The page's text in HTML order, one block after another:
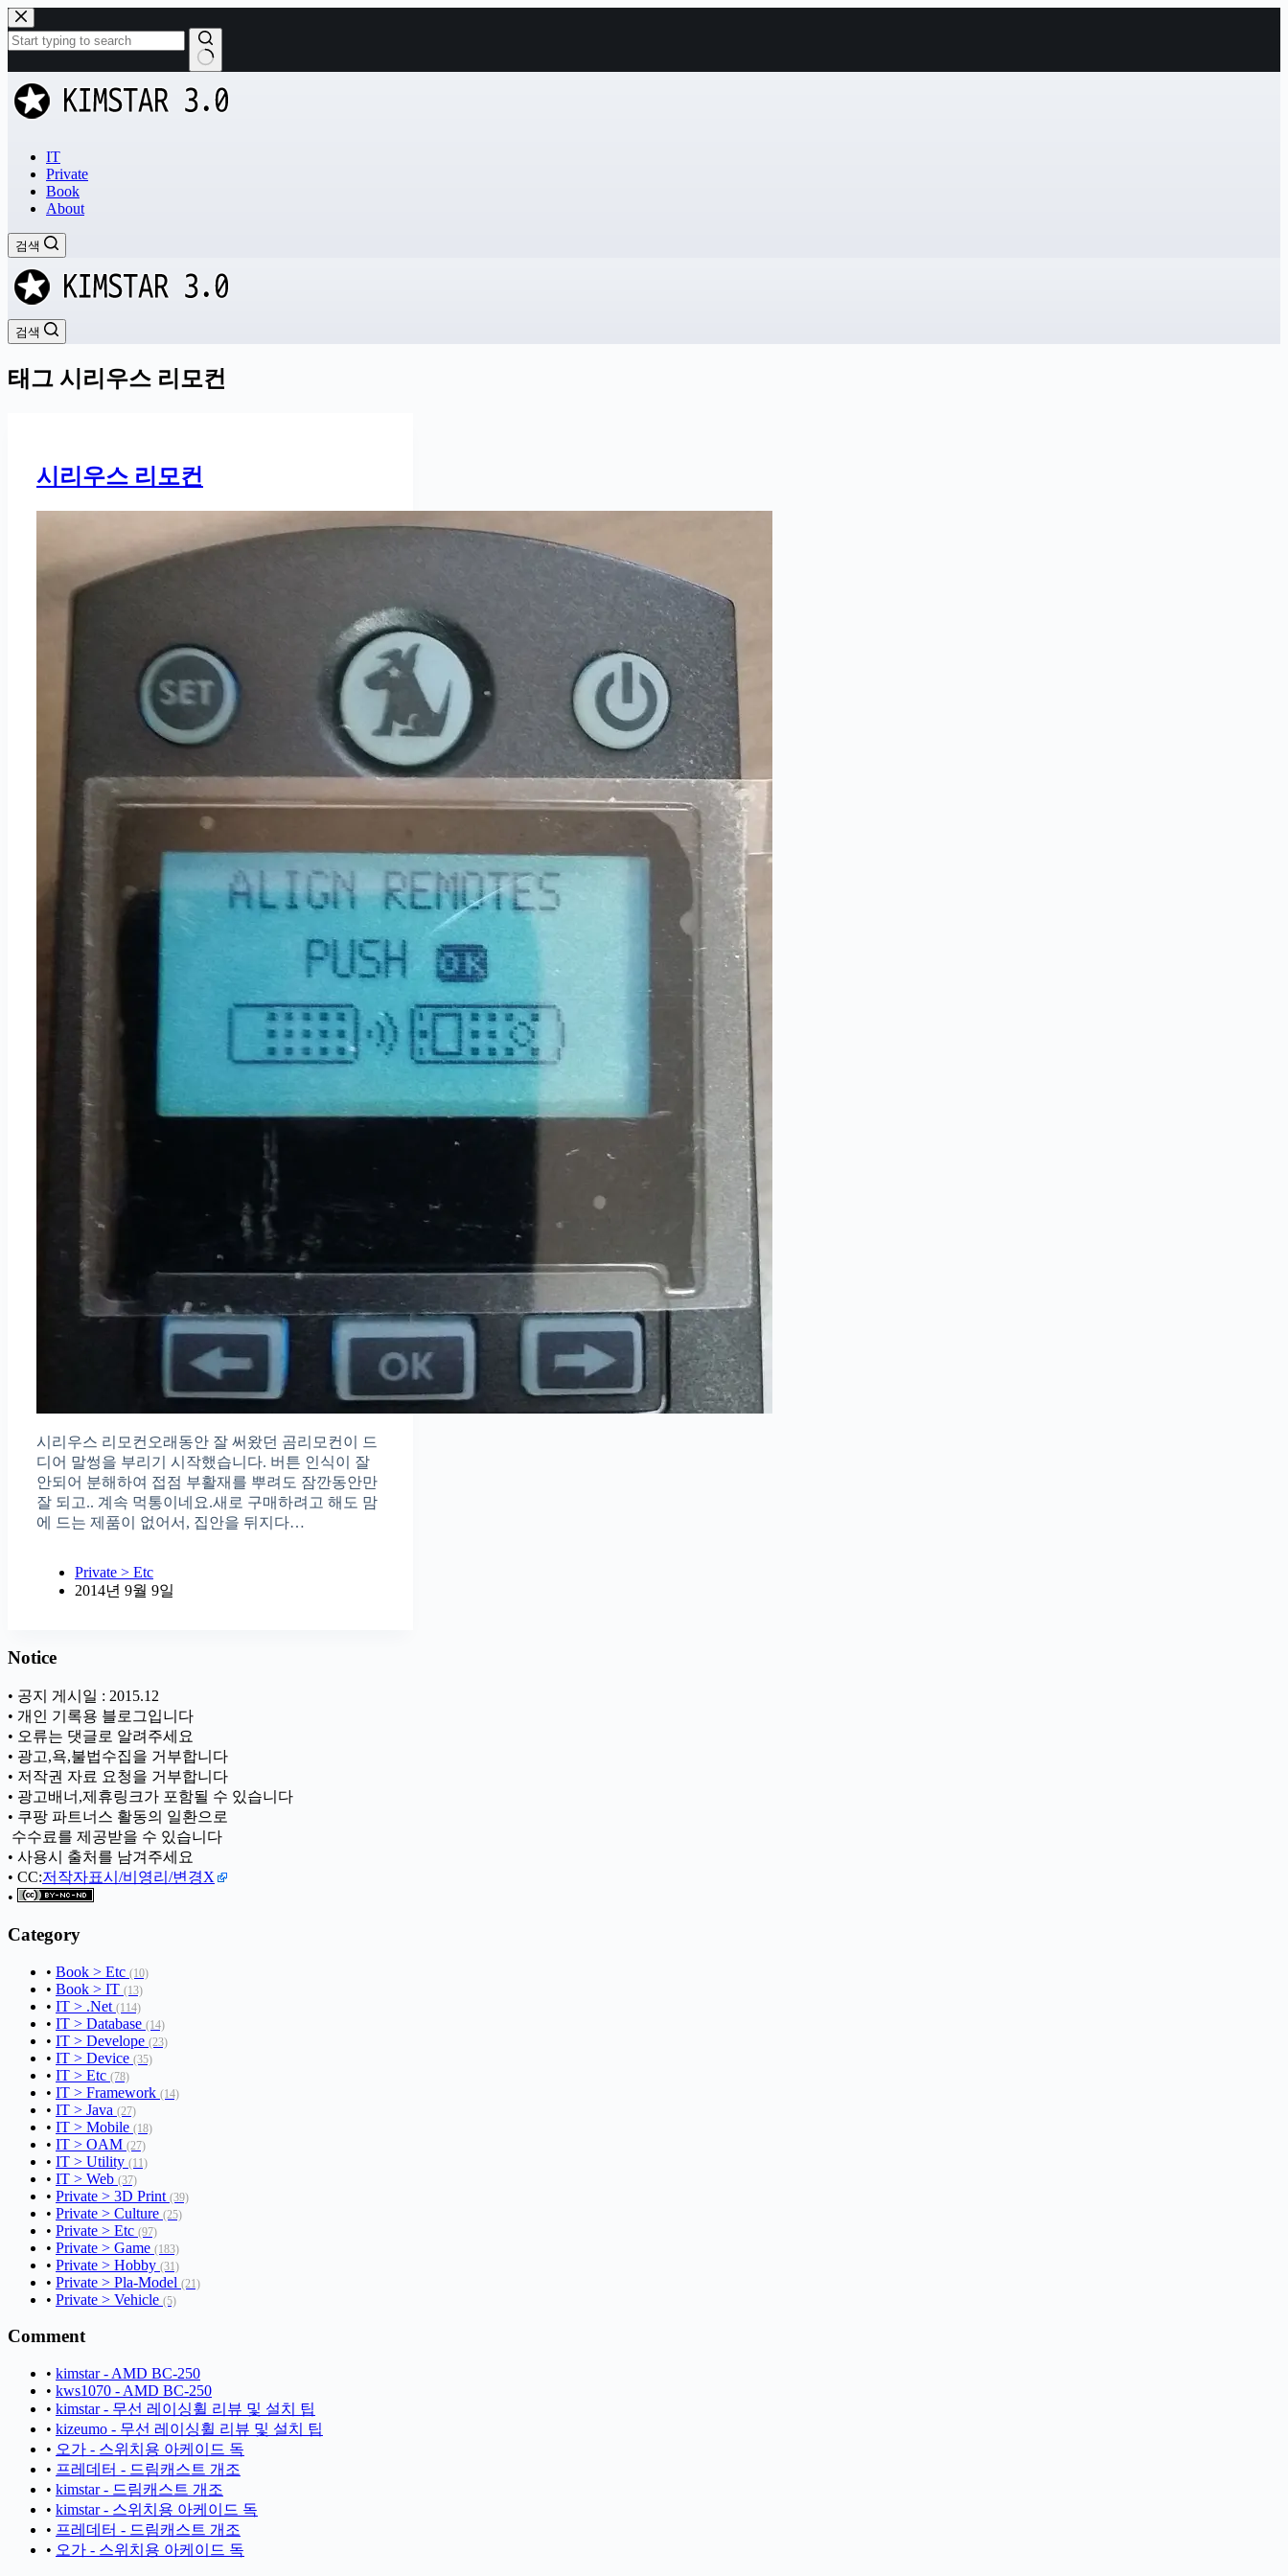
본
문
으
로
건
너
과
없
IT
Private
Book
About
검색
검색
태그 시리우스 리모컨
시리우스 리모컨
시리우스 리모컨오래동안 잘 써왔던 곰리모컨이 드
디어 말썽을 부리기 시작했습니다. 버튼 인식이 잘
안되어 분해하여 접점 부활재를 뿌려도 잠깐동안만
잘 되고.. 계속 먹통이네요.새로 구매하려고 해도 맘
에 드는 제품이 없어서, 집안을 뒤지다…
Private > Etc
2014년 9월 9일
Notice
• 공지 게시일 : 2015.12
• 개인 기록용 블로그입니다
• 오류는 댓글로 알려주세요
• 광고,욕,불법수집을 거부합니다
• 저작권 자료 요청을 거부합니다
• 광고배너,제휴링크가 포함될 수 있습니다
• 쿠팡 파트너스 활동의 일환으로
ㅤ 수수료를 제공받을 수 있습니다
• 사용시 출처를 남겨주세요
• CC:저작자표시/비영리/변경X
•
Category
• Book > Etc (10)
• Book > IT (13)
• IT > .Net (114)
• IT > Database (14)
• IT > Develope (23)
• IT > Device (35)
• IT > Etc (78)
• IT > Framework (14)
• IT > Java (27)
• IT > Mobile (18)
• IT > OAM (27)
• IT > Utility (11)
• IT > Web (37)
• Private > 3D Print (39)
• Private > Culture (25)
• Private > Etc (97)
• Private > Game (183)
• Private > Hobby (31)
• Private > Pla-Model (21)
• Private > Vehicle (5)
Comment
• kimstar - AMD BC-250
• kws1070 - AMD BC-250
• kimstar - 무선 레이싱휠 리뷰 및 설치 팁
• kizeumo - 무선 레이싱휠 리뷰 및 설치 팁
• 오가 - 스위치용 아케이드 독
• 프레데터 - 드림캐스트 개조
• kimstar - 드림캐스트 개조
• kimstar - 스위치용 아케이드 독
• 프레데터 - 드림캐스트 개조
• 오가 - 스위치용 아케이드 독